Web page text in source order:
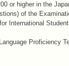
or higher in the
of the
International
Proficiency